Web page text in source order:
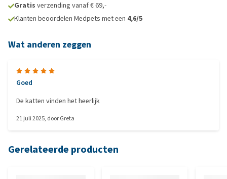
Gratis verzending vanaf € 69,-
Klanten beoordelen Medpets met een 4,6/5
Wat anderen zeggen
Goed
De katten vinden het heerlijk
21 juli 2025, doorGreta
Gerelateerde producten